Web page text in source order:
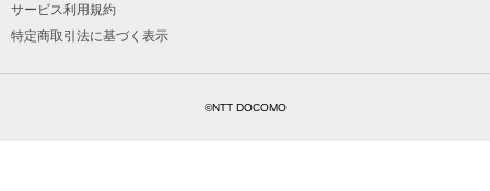
サービス利用規約
特定商取引法に基づく表示
©NTT DOCOMO